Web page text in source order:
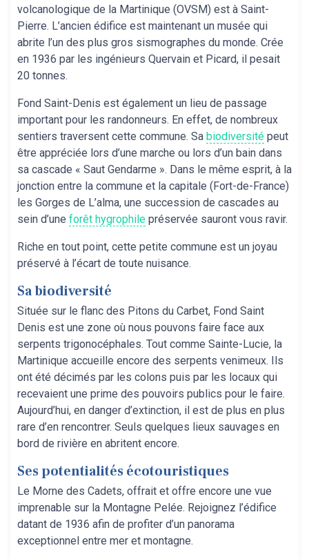
volcanologique de la Martinique (OVSM) est à Saint-
Pierre. L’ancien édifice est maintenant un musée qui
abrite l’un des plus gros sismographes du monde. Crée
en 1936 par les ingénieurs Quervain et Picard, il pesait
20 tonnes.
Fond Saint-Denis est également un lieu de passage
important pour les randonneurs. En effet, de nombreux
sentiers traversent cette commune. Sa biodiversité peut
être appréciée lors d’une marche ou lors d’un bain dans
sa cascade « Saut Gendarme ». Dans le même esprit, à la
jonction entre la commune et la capitale (Fort-de-France)
les Gorges de L’alma, une succession de cascades au
sein d’une forêt hygrophile préservée sauront vous ravir.
Riche en tout point, cette petite commune est un joyau
préservé à l’écart de toute nuisance.
Sa biodiversité
Située sur le flanc des Pitons du Carbet, Fond Saint
Denis est une zone où nous pouvons faire face aux
serpents trigonocéphales. Tout comme Sainte-Lucie, la
Martinique accueille encore des serpents venimeux. Ils
ont été décimés par les colons puis par les locaux qui
recevaient une prime des pouvoirs publics pour le faire.
Aujourd’hui, en danger d’extinction, il est de plus en plus
rare d’en rencontrer. Seuls quelques lieux sauvages en
bord de rivière en abritent encore.
Ses potentialités écotouristiques
Le Morne des Cadets, offrait et offre encore une vue
imprenable sur la Montagne Pelée. Rejoignez l’édifice
datant de 1936 afin de profiter d’un panorama
exceptionnel entre mer et montagne.